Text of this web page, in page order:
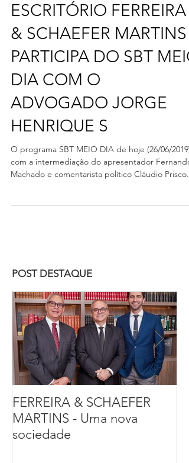
ESCRITÓRIO FERREIRA
& SCHAEFER MARTINS
PARTICIPA DO SBT
DIA COM O
ADVOGADO JORGE
HENRIQUE S
O programa SBT MEIO DIA de hoje (26/06/2019)
com a intermediação do apresentador Fernando
Machado e comentarista político Cláudio Prisco...
POST DESTAQUE
FERREIRA & SCHAEFER
MARTINS - Uma nova
sociedade